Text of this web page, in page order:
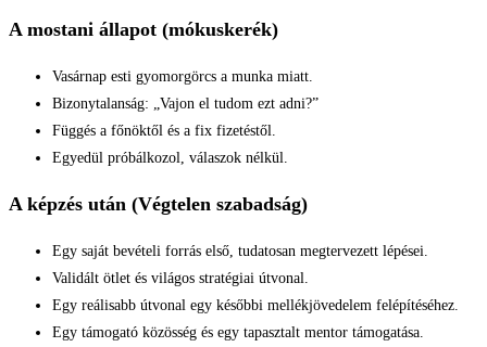
A mostani állapot (mókuskerék)
Vasárnap esti gyomorgörcs a munka miatt.
Bizonytalanság: „Vajon el tudom ezt adni?”
Függés a főnöktől és a fix fizetéstől.
Egyedül próbálkozol, válaszok nélkül.
A képzés után (Végtelen szabadság)
Egy saját bevételi forrás első, tudatosan megtervezett lépései.
Validált ötlet és világos stratégiai útvonal.
Egy reálisabb útvonal egy későbbi mellékjövedelem felépítéséhez.
Egy támogató közösség és egy tapasztalt mentor támogatása.